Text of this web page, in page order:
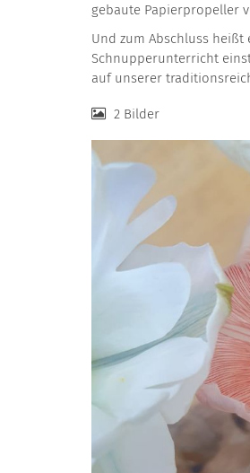
gebaute Papierpropeller
Und zum Abschluss
Schnupperunterricht
auf unserer
2 Bilder